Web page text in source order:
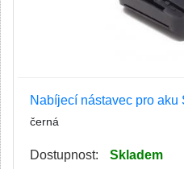
Nabíjecí nástavec pro aku
černá
Dostupnost: Skladem